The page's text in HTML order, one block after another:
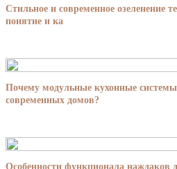
Стильное и современное озеленение
понятие и ка
Почему модульные кухонные
современных домов?
Особенности функционала наждаков